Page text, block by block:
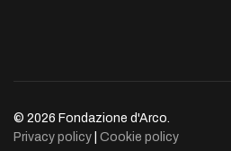
© 2026 Fondazione d'Arco.
Privacy policy Cookie policy